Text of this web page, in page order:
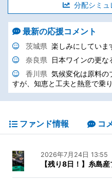
分配シミュ
最新の応援コメント
茨城県 楽しみにしていま
奈良県
日本ワインの更な
香川県 気候変化は原料の
すが、知恵と工夫と熱意で乗
ファンド情報 コ
2026年7月24日 13:55
【残り8日！】糸島